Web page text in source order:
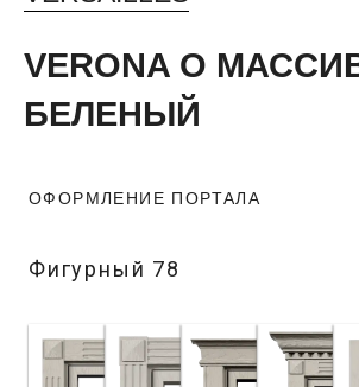
VERONA O
БЕЛЕНЫЙ
ОФОРМЛЕНИЕ ПОРТАЛА
Фигурный 78